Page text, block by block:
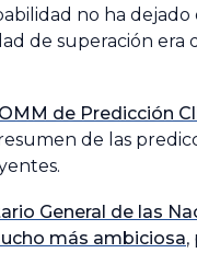
no ha
de superación era
de Predicción
de las
General de las
más ambiciosa,